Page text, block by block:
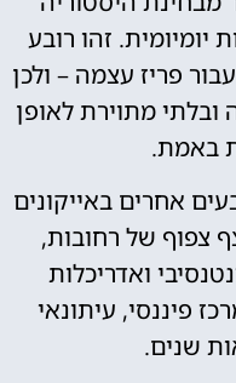
יומיומית. זהו רובע
פריז עצמה – ולכן
מתוירת לאופן
באמת.
אחרים באייקונים
צפוף של רחובות,
ואדריכלות
פיננסי, עיתונאי
שנים.